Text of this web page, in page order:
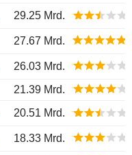
29.25 Mrd.
27.67 Mrd.
26.03 Mrd.
21.39 Mrd.
20.51 Mrd.
18.33 Mrd.